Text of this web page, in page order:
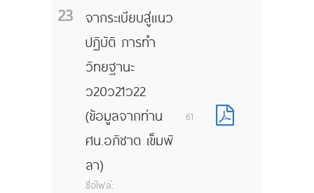
23
จากระเบียบสู่แนว
ปฏิบัติ การทำ
วิทยฐานะ
ว20ว21ว22
(ข้อมูลจากท่าน
ศน.อภิชาต เข็มพิ
ลา)
ชื่อไฟล์:
61